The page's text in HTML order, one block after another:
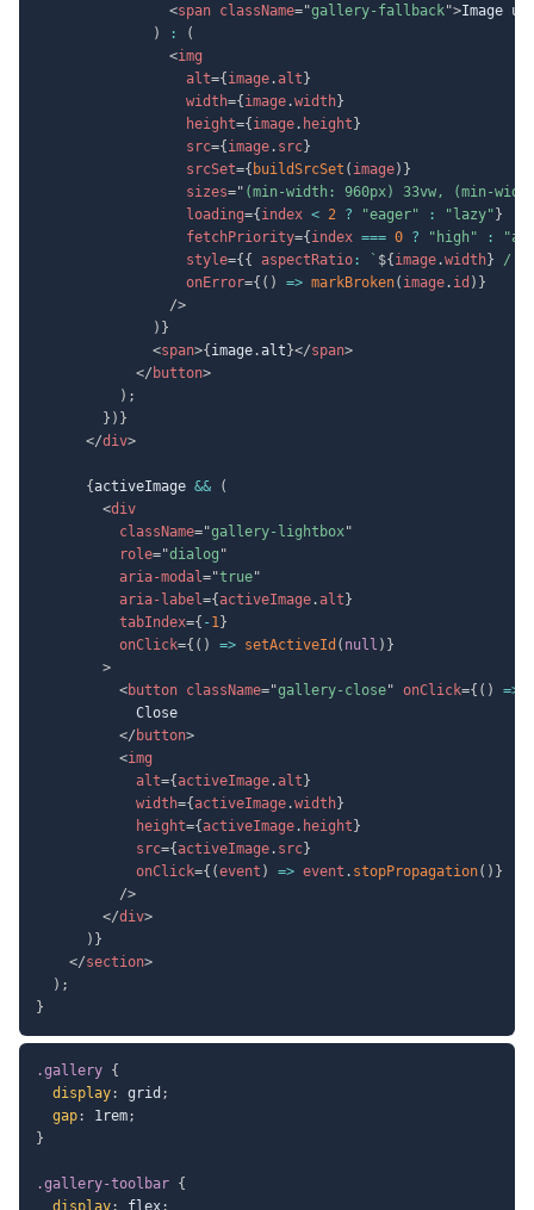
<span className="gallery-fallback">Image
)
:
(
<img
alt={ image.alt }
width={ image.width}
height={ image. height }
src={ image. src}
srcSet={ buildSrcSet ( image) }
sizes=" (min-width: 960px) 33vw, (min-
loading={ index < 2 ? "eager" : "lazy" }
fetchPriority={ index === 0 ? "high" :
style={ { aspectRatio : ` ${ image.width} /
onError={ ( ) => markBroken( image. id ) }
/>
) }
<span>{ image.alt }</span>
</ button>
) ;
} ) }
</div>
{activeImage &&
(
<div
className="gallery-lightbox"
role="dialog "
aria-modal="true"
aria-label={activeImage.alt }
tabIndex={ - 1}
onClick={ ( ) => setActiveId ( null ) }
>
<button className="gallery-close" onClick={ ( ) =>
            Close
</ button>
<img
alt={activeImage.alt }
width={activeImage.width}
height={activeImage. height }
src={activeImage. src}
onClick={ (event ) => event . stopPropagation( ) }
/>
</div>
) }
</section>
) ;
}
.gallery {
display: grid ;
gap: 1rem;
}
.gallery-toolbar {
display: flex;